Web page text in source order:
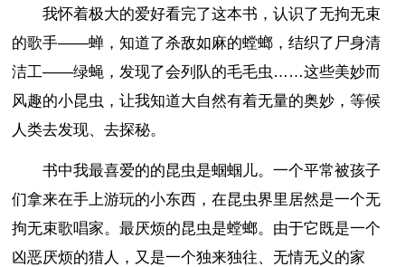
我怀着极大的爱好看完了这本书，认识了无拘无束
的歌手——蝉，知道了杀敌如麻的螳螂，结织了尸身清
洁工——绿蝇，发现了会列队的毛毛虫……这些美妙而
风趣的小昆虫，让我知道大自然有着无量的奥妙，等候
人类去发现、去探秘。
书中我最喜爱的的昆虫是蝈蝈儿。一个平常被孩子
们拿来在手上游玩的小东西，在昆虫界里居然是一个无
拘无束歌唱家。最厌烦的昆虫是螳螂。由于它既是一个
凶恶厌烦的猎人，又是一个独来独往、无情无义的家